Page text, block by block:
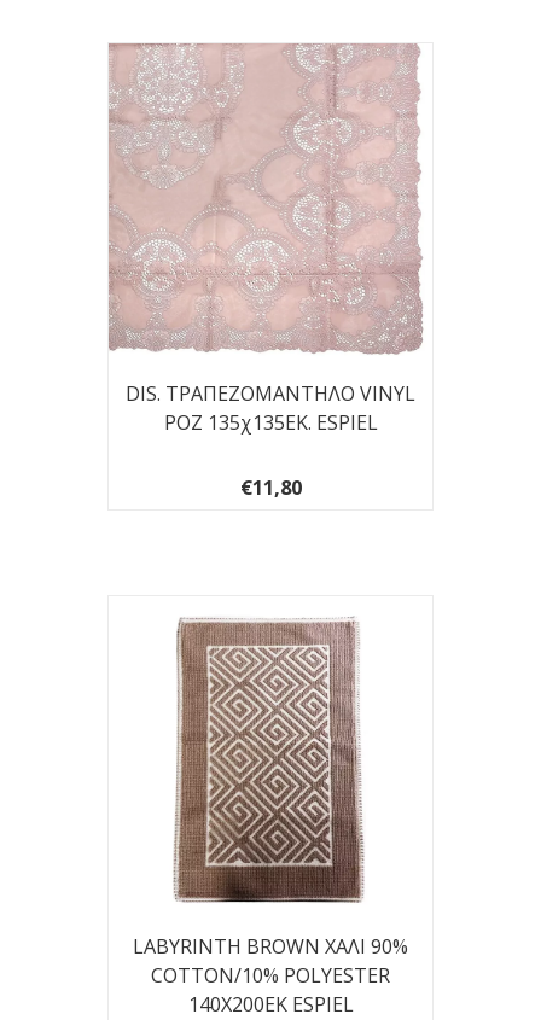
DIS. ΤΡΑΠΕΖΟΜΑΝΤΗΛΟ VINYL
ΡΟΖ 135χ135ΕΚ. ESPIEL
€11,80
LABYRINTH BROWN ΧΑΛΙ 90%
COTTON/10% POLYESTER
140Χ200ΕΚ ESPIEL